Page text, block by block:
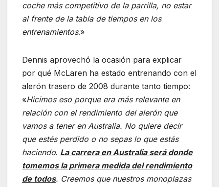
coche más competitivo de la parrilla, no estar
al frente de la tabla de tiempos en los
entrenamientos.»
Dennis aprovechó la ocasión para explicar
por qué McLaren ha estado entrenando con el
alerón trasero de 2008 durante tanto tiempo:
«Hicimos eso porque era más relevante en
relación con el rendimiento del alerón que
vamos a tener en Australia. No quiere decir
que estés perdido o no sepas lo que estás
haciendo. La carrera en Australia será donde
tomemos la primera medida del rendimiento
de todos. Creemos que nuestros monoplazas